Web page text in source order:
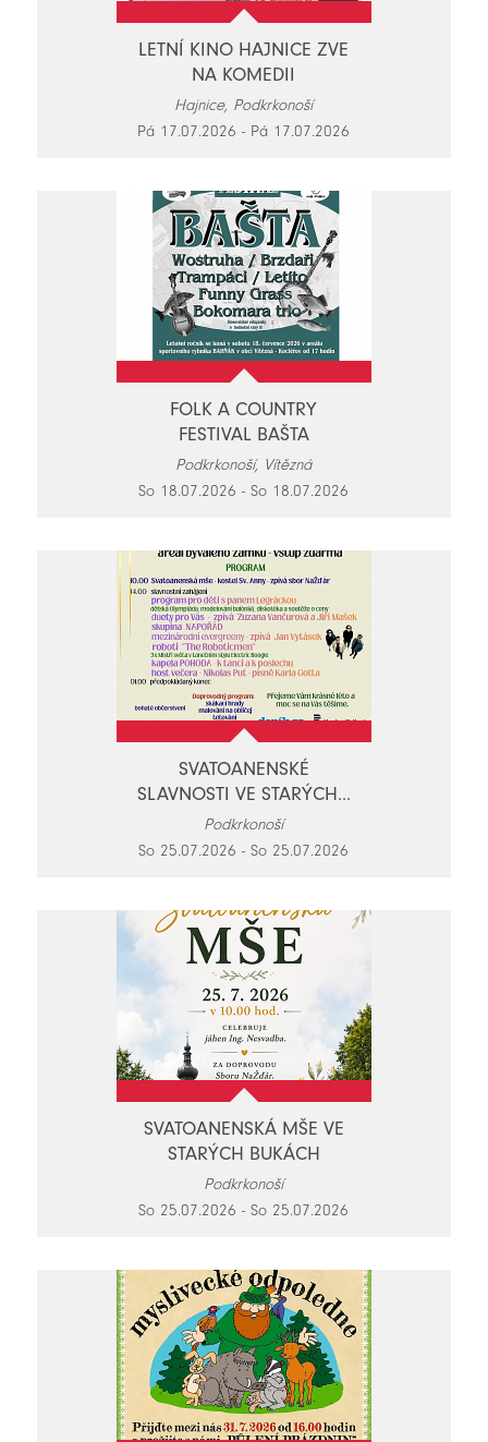
LETNÍ KINO HAJNICE ZVE
NA KOMEDII
Hajnice, Podkrkonoší
Pá 17.07.2026 - Pá 17.07.2026
FOLK A COUNTRY
FESTIVAL BAŠTA
Podkrkonoší, Vítězná
So 18.07.2026 - So 18.07.2026
SVATOANENSKÉ
SLAVNOSTI VE STARÝCH...
Podkrkonoší
So 25.07.2026 - So 25.07.2026
SVATOANENSKÁ MŠE VE
STARÝCH BUKÁCH
Podkrkonoší
So 25.07.2026 - So 25.07.2026